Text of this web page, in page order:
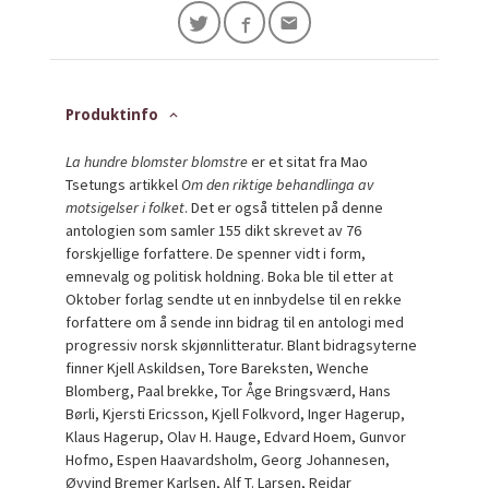
Produktinfo
La hundre blomster blomstreer et sitat fra Mao
Tsetungs artikkelOm den riktige behandlinga av
motsigelser i folket. Det er også tittelen på denne
antologien som samler 155 dikt skrevet av 76
forskjellige forfattere. De spenner vidt i form,
emnevalg og politisk holdning. Boka ble til etter at
Oktober forlag sendte ut en innbydelse til en rekke
forfattere om å sende inn bidrag til en antologi med
progressiv norsk skjønnlitteratur. Blant bidragsyterne
finner Kjell Askildsen, Tore Bareksten, Wenche
Blomberg, Paal brekke, Tor Åge Bringsværd, Hans
Børli, Kjersti Ericsson, Kjell Folkvord, Inger Hagerup,
Klaus Hagerup, Olav H. Hauge, Edvard Hoem, Gunvor
Hofmo, Espen Haavardsholm, Georg Johannesen,
Øyvind Bremer Karlsen, Alf T. Larsen, Reidar